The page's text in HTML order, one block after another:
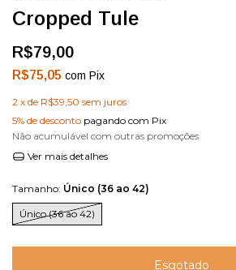
Cropped Tule
R$79,00
R$75,05 com Pix
2 x de R$39,50 sem juros
5% de desconto pagando com Pix
Não acumulável com outras promoções
Ver mais detalhes
Tamanho: Único (36 ao 42)
Único (36 ao 42)